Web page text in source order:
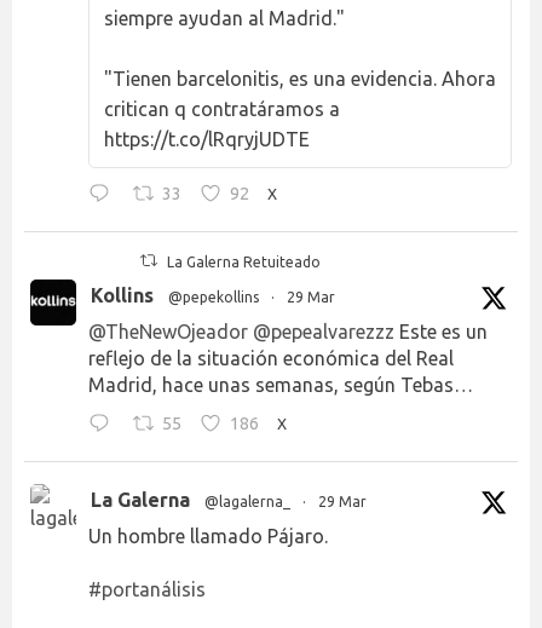
siempre ayudan al Madrid."
"Tienen barcelonitis, es una evidencia. Ahora
critican q contratáramos a
https://t.co/lRqryjUDTE
33 92 X
La Galerna Retuiteado
Kollins @pepekollins · 29 Mar
@TheNewOjeador @pepealvarezzz Este es un
reflejo de la situación económica del Real
Madrid, hace unas semanas, según Tebas…
55 186 X
La Galerna @lagalerna_ · 29 Mar
Un hombre llamado Pájaro.
#portanálisis